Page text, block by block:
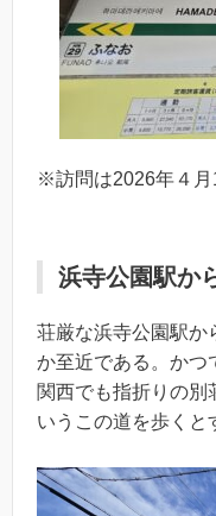
※訪問は2026年４月
浜寺公園駅か
荘厳な浜寺公園駅か
か至近である。かつ
関西でも指折りの別
いうこの道を歩くと